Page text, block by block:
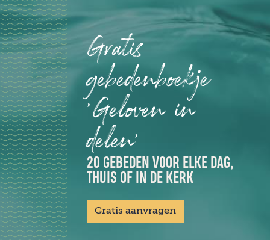
Gratis
gebedenboekje
'Geloven in
delen'
20 GEBEDEN VOOR ELKE DAG,
THUIS OF IN DE KERK
Gratis aanvragen